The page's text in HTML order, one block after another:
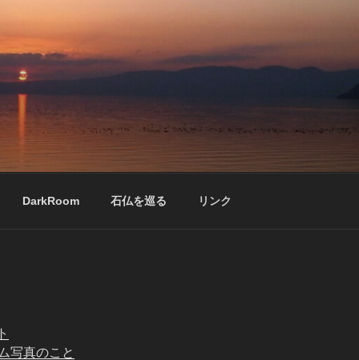
DarkRoom 石仏を巡る リンク
写真のこと